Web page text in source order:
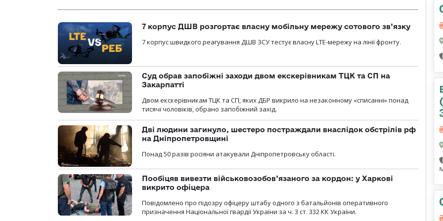
7 корпус ДШВ розгортає власну мобільну мережу сотового зв’язку
7 корпус швидкого реагування ДШВ ЗСУ тестує власну LTE-мережу на лінії фронту.
Суд обрав запобіжні заходи двом екскерівникам ТЦК та СП на
Закарпатті
Двом екскерівникам ТЦК та СП, яких ДБР викрило на незаконному «списанні» понад
тисячі чоловіків, обрано запобіжний захід.
Дві людини загинуло, шестеро постраждали внаслідок обстрілів рф
на Дніпропетровщині
Понад 50 разів росіяни атакували Дніпропетровську області.
Пообіцяв вивезти військовозобов’язаного за кордон: у Харкові
викрито офіцера
Повідомлено про підозру офіцеру штабу одного з батальйонів оперативного
призначення Національної гвардії України за ч. 3 ст. 332 КК України.